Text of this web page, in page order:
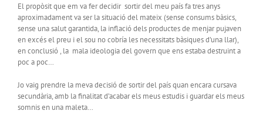
El propòsit que em va fer decidir sortir del meu país fa tres anys
aproximadament va ser la situació del mateix (sense consums bàsics,
sense una salut garantida, la inflació dels productes de menjar pujaven
en excés el preu i el sou no cobría les necessitats bàsiques d’una llar),
en conclusió , la mala ideologia del govern que ens estaba destruint a
poc a poc…
Jo vaig prendre la meva decisió de sortir del país quan encara cursava
secundària, amb la finalitat d’acabar els meus estudis i guardar els meus
somnis en una maleta…